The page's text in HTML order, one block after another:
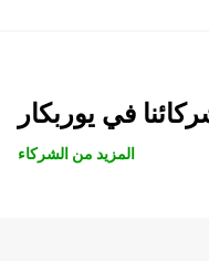
في يوربكار
المزيد من الشركاء